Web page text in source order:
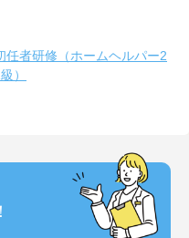
任者研修（ホームヘルパー2
）